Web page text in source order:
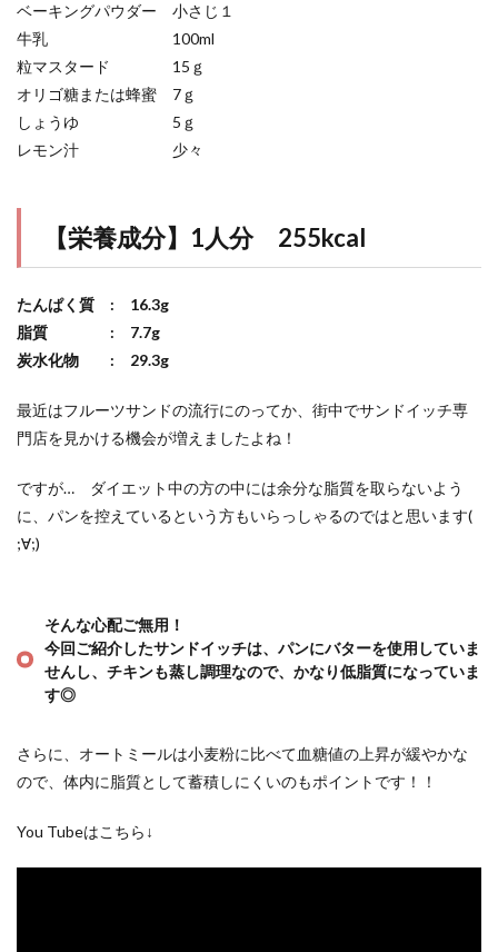
ベーキングパウダー 小さじ１
牛乳 100ml
粒マスタード 15ｇ
オリゴ糖または蜂蜜 7ｇ
しょうゆ 5ｇ
レモン汁 少々
【栄養成分】1人分 255kcal
たんぱく質 : 16.3g
脂質 : 7.7g
炭水化物 : 29.3g
最近はフルーツサンドの流行にのってか、街中でサンドイッチ専
門店を見かける機会が増えましたよね！
ですが… ダイエット中の方の中には余分な脂質を取らないよう
に、パンを控えているという方もいらっしゃるのではと思います(
;∀;)
そんな心配ご無用！
今回ご紹介したサンドイッチは、パンにバターを使用していま
せんし、チキンも蒸し調理なので、かなり低脂質になっていま
す◎
さらに、オートミールは小麦粉に比べて血糖値の上昇が緩やかな
ので、体内に脂質として蓄積しにくいのもポイントです！！
You Tubeはこちら↓